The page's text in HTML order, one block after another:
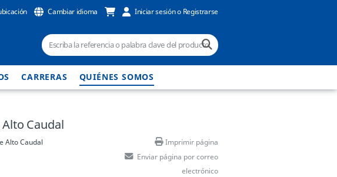
Cambiar idioma Iniciar sesión o Registrarse
CARRERAS QUIÉNES SOMOS
Caudal
Alto Caudal
Imprimir página
Enviar página por correo
electrónico